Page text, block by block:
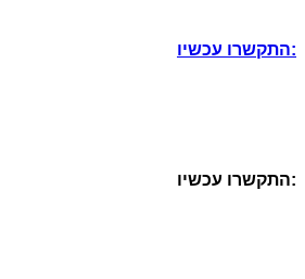
התקשרו עכשיו:
התקשרו עכשיו: